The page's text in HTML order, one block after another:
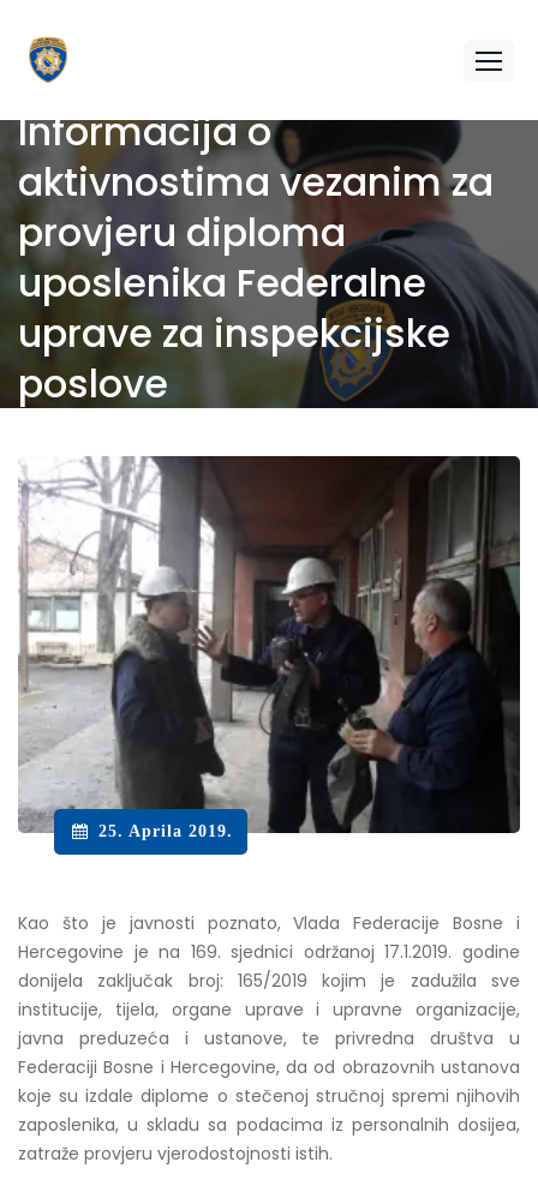
Informacija o
aktivnostima vezanim za
provjeru diploma
uposlenika Federalne
uprave za inspekcijske
poslove
25. Aprila 2019.
Kao što je javnosti poznato, Vlada Federacije Bosne i
Hercegovine je na 169. sjednici održanoj 17.1.2019. godine
donijela zaključak broj: 165/2019 kojim je zadužila sve
institucije, tijela, organe uprave i upravne organizacije,
javna preduzeća i ustanove, te privredna društva u
Federaciji Bosne i Hercegovine, da od obrazovnih ustanova
koje su izdale diplome o stečenoj stručnoj spremi njihovih
zaposlenika, u skladu sa podacima iz personalnih dosijea,
zatraže provjeru vjerodostojnosti istih.